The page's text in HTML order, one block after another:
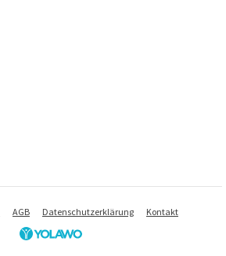
AGB Datenschutzerklärung Kontakt